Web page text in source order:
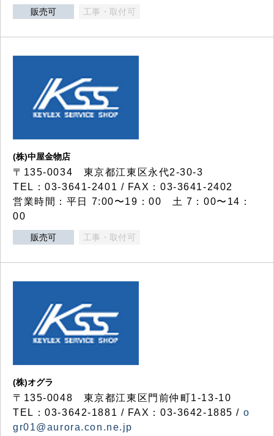
販売可 工事・取付可
(株)中屋金物店
〒135-0034 東京都江東区永代2-30-3
TEL：03-3641-2401 / FAX：03-3641-2402
営業時間：平日 7:00〜19：00 土 7：00〜14：
00
販売可 工事・取付可
(株)オグラ
〒135-0048 東京都江東区門前仲町1-13-10
TEL：03-3642-1881 / FAX：03-3642-1885 / o
gr01@aurora.con.ne.jp